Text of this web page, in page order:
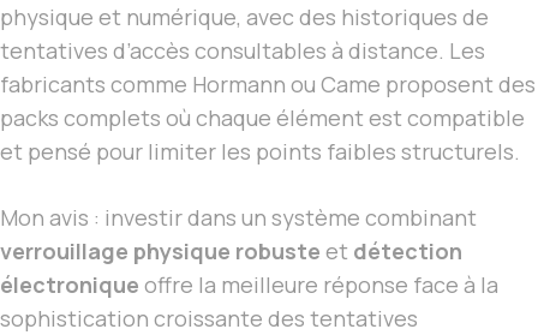
physique et numérique, avec des historiques de
tentatives d’accès consultables à distance. Les
fabricants comme Hormann ou Came proposent des
packs complets où chaque élément est compatible
et pensé pour limiter les points faibles structurels.
Mon avis : investir dans un système combinant
verrouillage physique robuste et détection
électronique offre la meilleure réponse face à la
sophistication croissante des tentatives